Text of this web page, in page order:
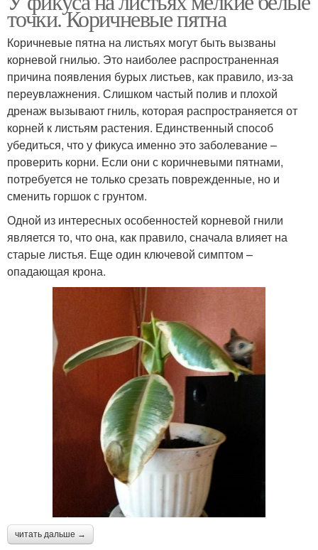
точки. Коричневые пятна
Коричневые пятна на листьях могут быть вызваны
корневой гнилью. Это наиболее распространенная
причина появления бурых листьев, как правило, из-за
переувлажнения. Слишком частый полив и плохой
дренаж вызывают гниль, которая распространяется от
корней к листьям растения. Единственный способ
убедиться, что у фикуса именно это заболевание –
проверить корни. Если они с коричневыми пятнами,
потребуется не только срезать поврежденные, но и
сменить горшок с грунтом.
Одной из интересных особенностей корневой гнили
является то, что она, как правило, сначала влияет на
старые листья. Еще один ключевой симптом –
опадающая крона.
читать дальше →